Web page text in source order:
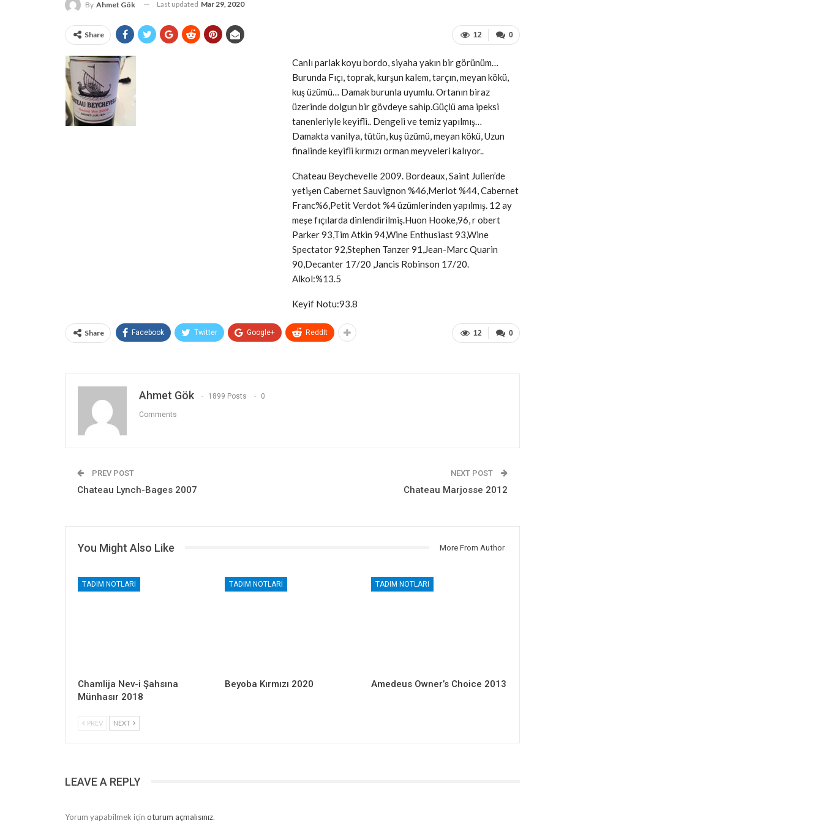
By Ahmet Gök Last updated Mar 29, 2020
0
12
Share
Canlı parlak koyu bordo, siyaha yakın bir görünüm…
Burunda Fıçı, toprak, kurşun kalem, tarçın, meyan kökü,
kuş üzümü… Damak burunla uyumlu. Ortanın biraz
üzerinde dolgun bir gövdeye sahip.Güçlü ama ipeksi
tanenleriyle keyifli.. Dengeli ve temiz yapılmış…
Damakta vanilya, tütün, kuş üzümü, meyan kökü, Uzun
finalinde keyifli kırmızı orman meyveleri kalıyor..
Chateau Beychevelle 2009. Bordeaux, Saint Julien’de
yetişen Cabernet Sauvignon %46,Merlot %44, Cabernet
Franc%6,Petit Verdot %4 üzümlerinden yapılmış. 12 ay
meşe fıçılarda dinlendirilmiş.Huon Hooke,96, r obert
Parker 93,Tim Atkin 94,Wine Enthusiast 93,Wine
Spectator 92,Stephen Tanzer 91,Jean-Marc Quarin
90,Decanter 17/20 ,Jancis Robinson 17/20.
Alkol:%13.5
Keyif Notu:93.8
0
12
Share Facebook Twitter Google+ ReddIt
Ahmet Gök 1899 Posts 0
Comments
PREV POST
Chateau Lynch-Bages 2007
NEXT POST
Chateau Marjosse 2012
You Might Also Like More From Author
TADIM NOTLARI
Chamlija Nev-i Şahsına
Münhasır 2018
TADIM NOTLARI
Beyoba Kırmızı 2020
TADIM NOTLARI
Amedeus Owner’s Choice 2013
PREV NEXT
LEAVE A REPLY
Yorum yapabilmek için oturum açmalısınız.